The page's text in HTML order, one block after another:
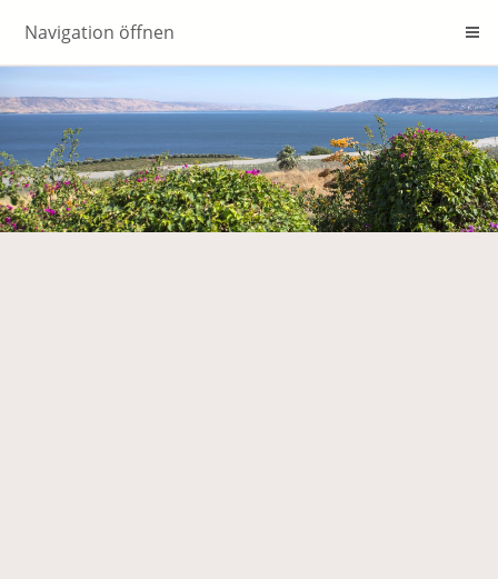
Navigation öffnen